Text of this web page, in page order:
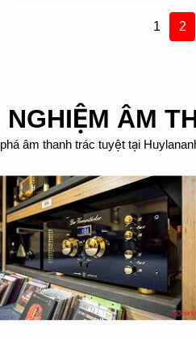
1 2
ÂM
âm thanh trác tuyệt tại